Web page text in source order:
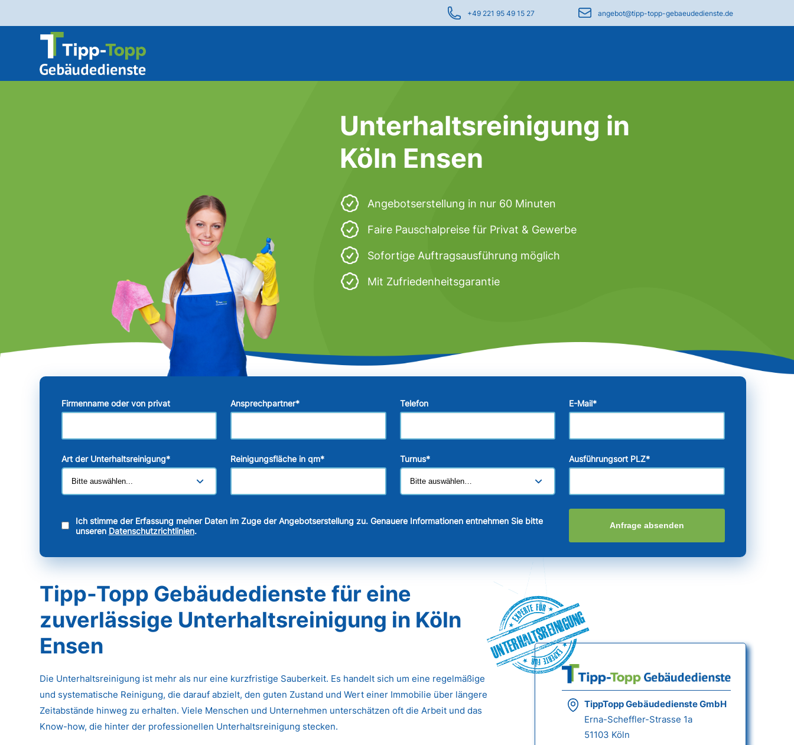
+49 221 95 49 15 27 angebot@tipp-topp-gebaeudedienste.de
Unterhaltsreinigung in
Köln Ensen
Angebotserstellung in nur 60 Minuten
Faire Pauschalpreise für Privat & Gewerbe
Sofortige Auftragsausführung möglich
Mit Zufriedenheitsgarantie
Firmenname oder von privat Ansprechpartner* Telefon E-Mail*
Art der Unterhaltsreinigung* Reinigungsfläche in qm* Turnus* Ausführungsort PLZ*
Ich stimme der Erfassung meiner Daten im Zuge der Angebotserstellung zu. Genauere Informationen entnehmen Sie bitte
unseren Datenschutzrichtlinien.
Anfrage absenden
Tipp-Topp Gebäudedienste für eine
zuverlässige Unterhaltsreinigung in Köln
Ensen
Unterhaltsreinigung
TippTopp Gebäudedienste GmbH
Erna-Scheffler-Strasse 1a
51103 Köln
Die Unterhaltsreinigung ist mehr als nur eine kurzfristige Sauberkeit. Es handelt sich um eine regelmäßige
und systematische Reinigung, die darauf abzielt, den guten Zustand und Wert einer Immobilie über längere
Zeitabstände hinweg zu erhalten. Viele Menschen und Unternehmen unterschätzen oft die Arbeit und das
Know-how, die hinter der professionellen Unterhaltsreinigung stecken.